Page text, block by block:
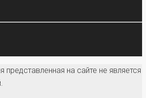
на сайте не является